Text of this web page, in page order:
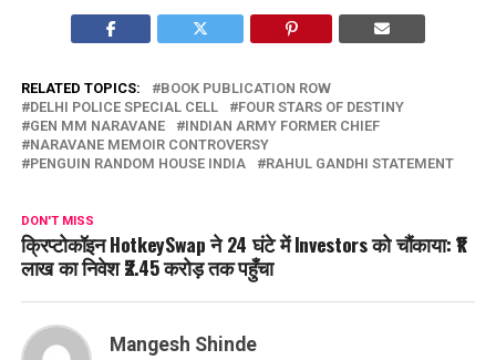
RELATED TOPICS:
BOOK PUBLICATION ROW
DELHI POLICE SPECIAL CELL
FOUR STARS OF DESTINY
GEN MM NARAVANE
INDIAN ARMY FORMER CHIEF
NARAVANE MEMOIR CONTROVERSY
PENGUIN RANDOM HOUSE INDIA
RAHUL GANDHI STATEMENT
DON'T MISS
क्रिप्टोकॉइन HotkeySwap ने 24 घंटे में Investors को चौंकाया: ₹1
लाख का निवेश ₹2.45 करोड़ तक पहुँचा
Mangesh Shinde